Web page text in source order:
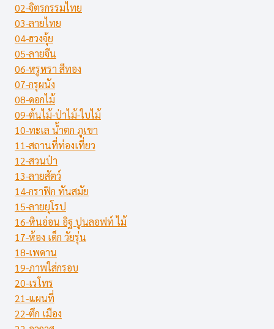
02-จิตรกรรมไทย
03-ลายไทย
04-ฮวงจุ้ย
05-ลายจีน
06-หรูหรา สีทอง
07-กรุผนัง
08-ดอกไม้
09-ต้นไม้-ป่าไม้-ใบไม้
10-ทะเล น้ำตก ภูเขา
11-สถานที่ท่องเที่ยว
12-สวนป่า
13-ลายสัตว์
14-กราฟิก ทันสมัย
15-ลายยุโรป
16-หินอ่อน อิฐ ปูนลอฟท์ ไม้
17-ห้อง เด็ก วัยรุ่น
18-เพดาน
19-ภาพใส่กรอบ
20-เรโทร
21-แผนที่
22-ตึก เมือง